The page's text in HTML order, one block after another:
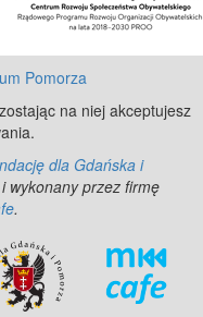
Pomorza
na niej akceptujesz
dla Gdańska i
wykonany przez firmę
.